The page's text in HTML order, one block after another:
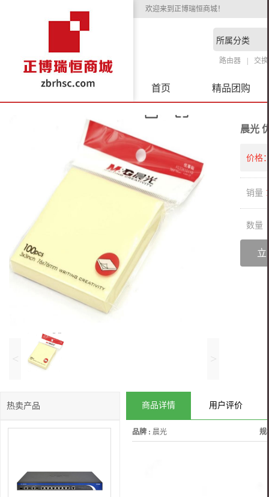
欢迎来到正博瑞恒商城！
路由器 交
首页 精品团购
< >
晨光
价格
销量
数量
立
热卖产品 商品详情 用户评价
品牌 : 晨光 规